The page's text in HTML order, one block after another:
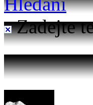
Zadejte